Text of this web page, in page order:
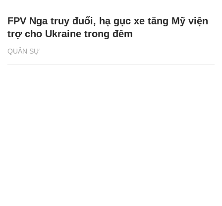
QUÂN SỰ
FPV Nga truy đuổi, hạ gục xe tăng Mỹ viện
trợ cho Ukraine trong đêm